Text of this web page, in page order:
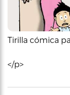
Tirilla cómica
</p>